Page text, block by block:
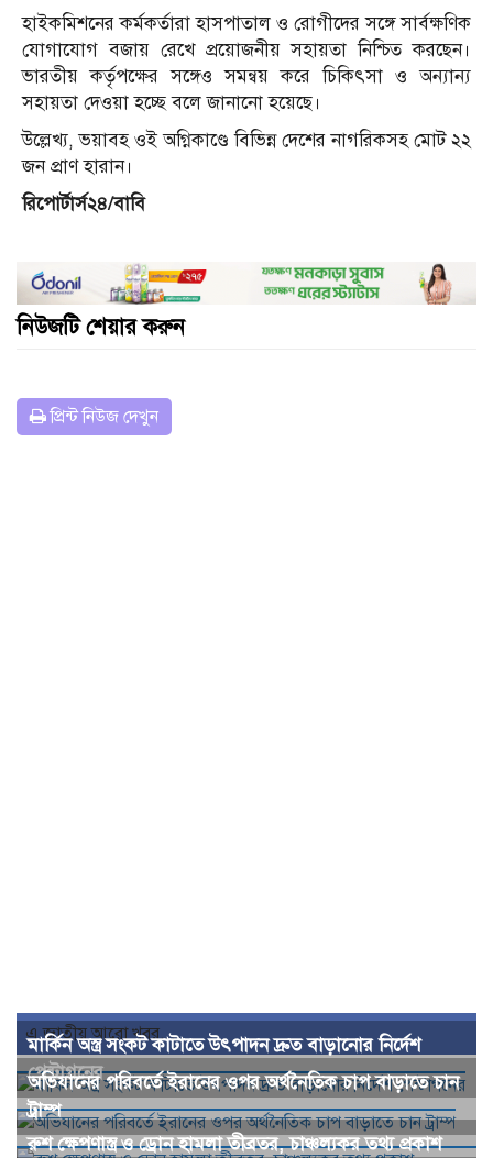
হাইকমিশনের কর্মকর্তারা হাসপাতাল ও রোগীদের সঙ্গে সার্বক্ষণিক
যোগাযোগ বজায় রেখে প্রয়োজনীয় সহায়তা নিশ্চিত করছেন।
ভারতীয় কর্তৃপক্ষের সঙ্গেও সমন্বয় করে চিকিৎসা ও অন্যান্য
সহায়তা দেওয়া হচ্ছে বলে জানানো হয়েছে।
উল্লেখ্য, ভয়াবহ ওই অগ্নিকাণ্ডে বিভিন্ন দেশের নাগরিকসহ মোট ২২
জন প্রাণ হারান।
রিপোর্টার্স২৪/বাবি
নিউজটি শেয়ার করুন
প্রিন্ট নিউজ দেখুন
এ জাতীয় আরো খবর...
মার্কিন অস্ত্র সংকট কাটাতে উৎপাদন দ্রুত বাড়ানোর নির্দেশ
পেন্টাগনের
অভিযানের পরিবর্তে ইরানের ওপর অর্থনৈতিক চাপ বাড়াতে চান
ট্রাম্প
রুশ ক্ষেপণাস্ত্র ও ড্রোন হামলা তীব্রতর, চাঞ্চল্যকর তথ্য প্রকাশ